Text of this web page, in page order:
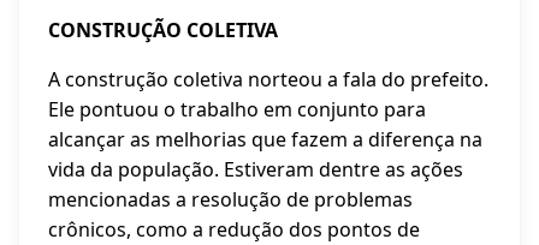
CONSTRUÇÃO COLETIVA
A construção coletiva norteou a fala do prefeito.
Ele pontuou o trabalho em conjunto para
alcançar as melhorias que fazem a diferença na
vida da população. Estiveram dentre as ações
mencionadas a resolução de problemas
crônicos, como a redução dos pontos de